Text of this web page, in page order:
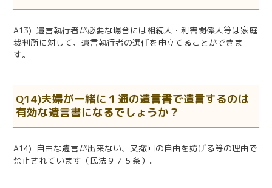
A13) 遺言執行者が必要な場合には相続人・利害関係人等は家庭
裁判所に対して、遺言執行者の選任を申立てることができま
す。
Q14)夫婦が一緒に１通の遺言書で遺言するのは
有効な遺言書になるでしょうか？
A14) 自由な遺言が出来ない、又撤回の自由を妨げる等の理由で
禁止されています（民法９７５条）。